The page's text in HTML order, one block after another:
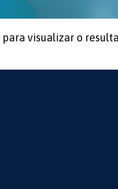
para visualizar o